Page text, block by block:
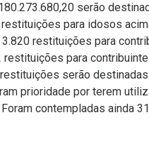
serão
para idosos
restituições para
para
serão
prioridade por terem
contempladas ainda